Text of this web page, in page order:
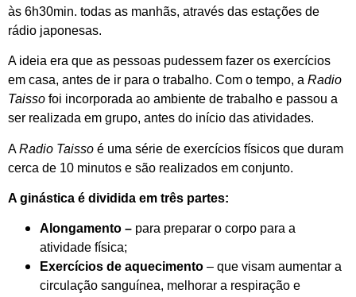
às 6h30min. todas as manhãs, através das estações de
rádio japonesas.
A ideia era que as pessoas pudessem fazer os exercícios
em casa, antes de ir para o trabalho. Com o tempo, a Radio
Taisso foi incorporada ao ambiente de trabalho e passou a
ser realizada em grupo, antes do início das atividades.
ARadio Taisso é uma série de exercícios físicos que duram
cerca de 10 minutos e são realizados em conjunto.
A ginástica é dividida em três partes:
Alongamento – para preparar o corpo para a
atividade física;
Exercícios de aquecimento – que visam aumentar a
circulação sanguínea, melhorar a respiração e